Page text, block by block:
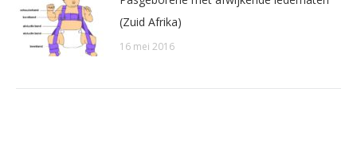
(Zuid Afrika)
16 mei 2016